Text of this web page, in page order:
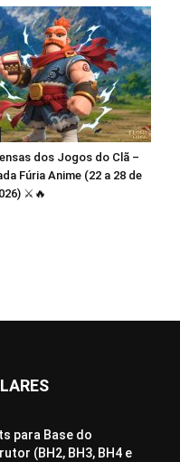
dos Jogos do Clã –
Fúria Anime (22 a 28 de
⚔️🔥
para Base do
(BH2, BH3, BH4 e